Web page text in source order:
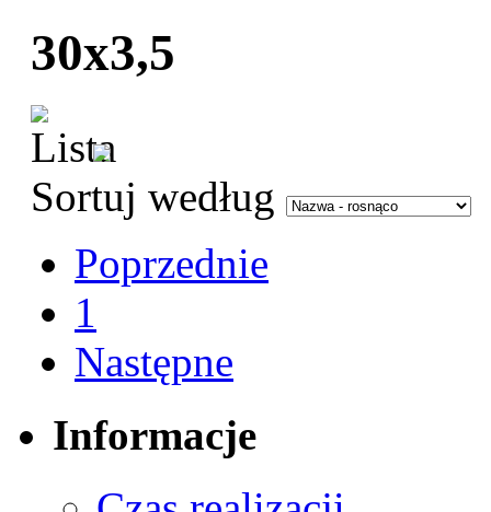
30x3,5
Sortuj według
Poprzednie
1
Następne
Informacje